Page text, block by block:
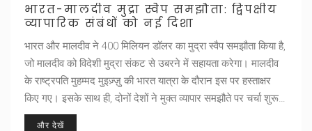
भारत-मालदीव मुद्रा स्वैप समझौता: द्विपक्षीय
व्यापारिक संबंधों को नई दिशा
भारत और मालदीव ने 400 मिलियन डॉलर का मुद्रा स्वैप समझौता किया है,
जो मालदीव को विदेशी मुद्रा संकट से उबरने में सहायता करेगा। मालदीव
के राष्ट्रपति मुहम्मद मुइज़्ज़ु की भारत यात्रा के दौरान इस पर हस्ताक्षर
किए गए। इसके साथ ही, दोनों देशों ने मुक्त व्यापार समझौते पर चर्चा शुरू
करने का निर्णय लिया है।
और देखें